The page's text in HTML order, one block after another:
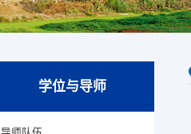
学位与导师